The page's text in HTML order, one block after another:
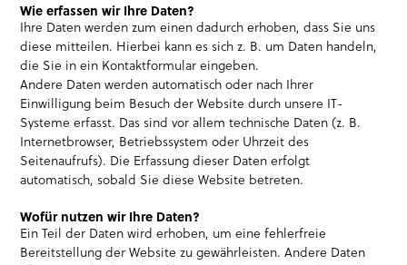
Wie erfassen wir Ihre Daten?
Ihre Daten werden zum einen dadurch erhoben, dass Sie uns
diese mitteilen. Hierbei kann es sich z. B. um Daten handeln,
die Sie in ein Kontaktformular eingeben.
Andere Daten werden automatisch oder nach Ihrer
Einwilligung beim Besuch der Website durch unsere IT-
Systeme erfasst. Das sind vor allem technische Daten (z. B.
Internetbrowser, Betriebssystem oder Uhrzeit des
Seitenaufrufs). Die Erfassung dieser Daten erfolgt
automatisch, sobald Sie diese Website betreten.
Wofür nutzen wir Ihre Daten?
Ein Teil der Daten wird erhoben, um eine fehlerfreie
Bereitstellung der Website zu gewährleisten. Andere Daten